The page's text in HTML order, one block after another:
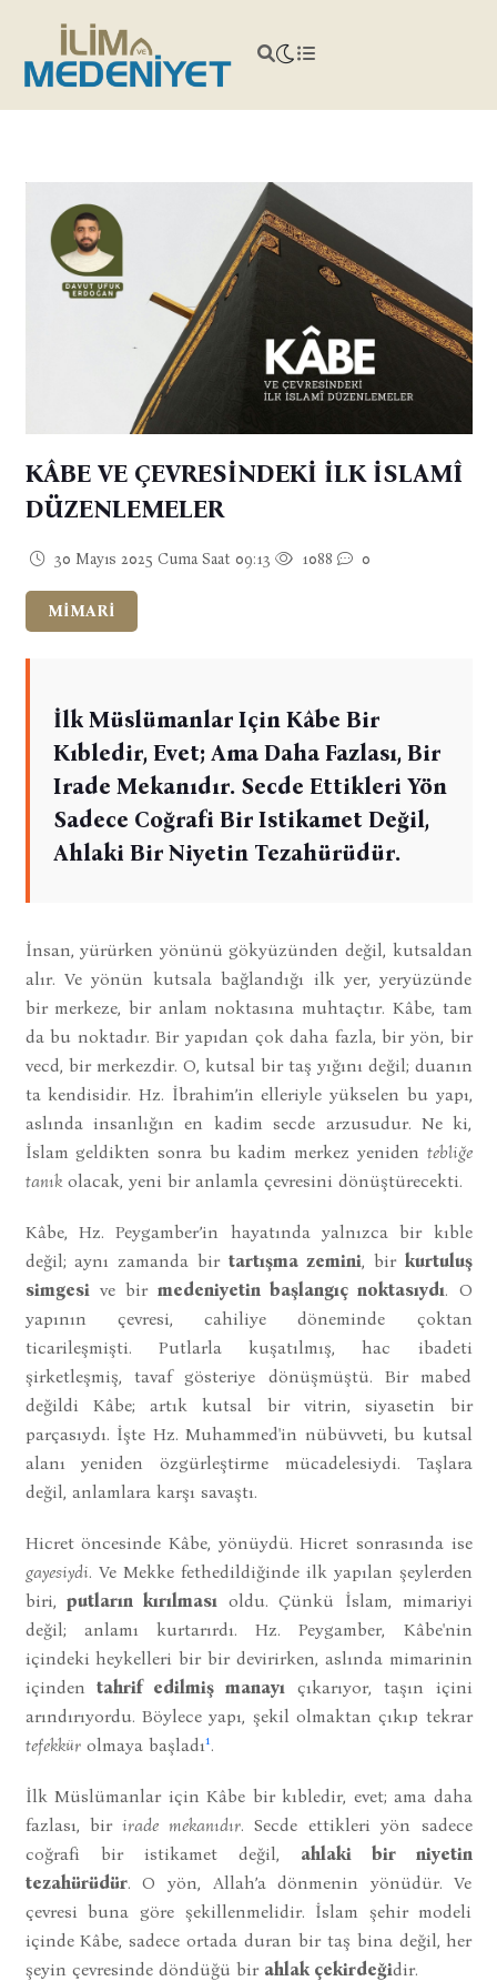
KÂBE VE ÇEVRESİNDEKİ İLK İSLAMÎ
DÜZENLEMELER
30 Mayıs 2025 Cuma Saat 09:13 1088 0
MİMARİ
İlk Müslümanlar Için Kâbe Bir
Kıbledir, Evet; Ama Daha Fazlası, Bir
Irade Mekanıdır. Secde Ettikleri Yön
Sadece Coğrafi Bir Istikamet Değil,
Ahlaki Bir Niyetin Tezahürüdür.
İnsan, yürürken yönünü gökyüzünden değil, kutsaldan
alır. Ve yönün kutsala bağlandığı ilk yer, yeryüzünde
bir merkeze, bir anlam noktasına muhtaçtır. Kâbe, tam
da bu noktadır. Bir yapıdan çok daha fazla, bir yön, bir
vecd, bir merkezdir. O, kutsal bir taş yığını değil; duanın
ta kendisidir. Hz. İbrahim’in elleriyle yükselen bu yapı,
aslında insanlığın en kadim secde arzusudur. Ne ki,
İslam geldikten sonra bu kadim merkez yeniden tebliğe
tanıkolacak, yeni bir anlamla çevresini dönüştürecekti.
Kâbe, Hz. Peygamber’in hayatında yalnızca bir kıble
değil; aynı zamanda bir tartışma zemini, bir kurtuluş
simgesi ve bir medeniyetin başlangıç noktasıydı. O
yapının çevresi, cahiliye döneminde çoktan
ticarileşmişti. Putlarla kuşatılmış, hac ibadeti
şirketleşmiş, tavaf gösteriye dönüşmüştü. Bir mabed
değildi Kâbe; artık kutsal bir vitrin, siyasetin bir
parçasıydı. İşte Hz. Muhammed'in nübüvveti, bu kutsal
alanı yeniden özgürleştirme mücadelesiydi. Taşlara
değil, anlamlara karşı savaştı.
Hicret öncesinde Kâbe, yönüydü. Hicret sonrasında ise
gayesiydi. Ve Mekke fethedildiğinde ilk yapılan şeylerden
biri,putların kırılması oldu. Çünkü İslam, mimariyi
değil; anlamı kurtarırdı. Hz. Peygamber, Kâbe'nin
içindeki heykelleri bir bir devirirken, aslında mimarinin
içindentahrif edilmiş manayı çıkarıyor, taşın içini
arındırıyordu. Böylece yapı, şekil olmaktan çıkıp tekrar
tefekkürolmaya başladı1 .
İlk Müslümanlar için Kâbe bir kıbledir, evet; ama daha
fazlası, birirade mekanıdır. Secde ettikleri yön sadece
coğrafi bir istikamet değil, ahlaki bir niyetin
tezahürüdür. O yön, Allah’a dönmenin yönüdür. Ve
çevresi buna göre şekillenmelidir. İslam şehir modeli
içinde Kâbe, sadece ortada duran bir taş bina değil, her
şeyin çevresinde döndüğü bir ahlak çekirdeğidir.